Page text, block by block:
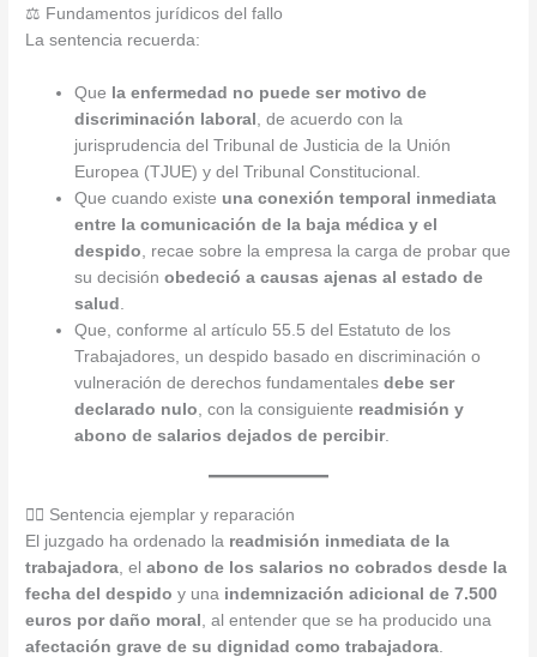
⚖️ Fundamentos jurídicos del fallo
La sentencia recuerda:
Que la enfermedad no puede ser motivo de
discriminación laboral , de acuerdo con la
jurisprudencia del Tribunal de Justicia de la Unión
Europea (TJUE) y del Tribunal Constitucional.
Que cuando existe una conexión temporal inmediata
entre la comunicación de la baja médica y el
despido, recae sobre la empresa la carga de probar que
su decisiónobedeció a causas ajenas al estado de
salud .
Que, conforme al artículo 55.5 del Estatuto de los
Trabajadores, un despido basado en discriminación o
vulneración de derechos fundamentalesdebe ser
declarado nulo, con la consiguiente readmisión y
abono de salarios dejados de percibir.
👩‍⚖️ Sentencia ejemplar y reparación
El juzgado ha ordenado la readmisión inmediata de la
trabajadora , elabono de los salarios no cobrados desde la
fecha del despido y una indemnización adicional de 7.500
euros por daño moral
, al entender que se ha producido una
afectación grave de su dignidad como trabajadora